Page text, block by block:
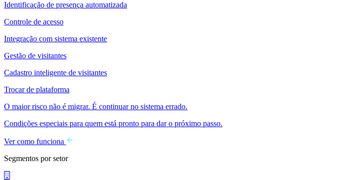
Identificação de presença automatizada
Controle de acesso
Integração com sistema existente
Gestão de visitantes
Cadastro inteligente de visitantes
Trocar de plataforma
O maior risco não é migrar. É continuar no sistema errado.
Condições especiais para quem está pronto para dar o próximo passo.
Ver como funciona
Segmentos por setor